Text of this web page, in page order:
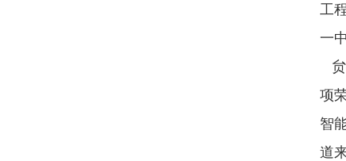
工
一
贠
项
智
道